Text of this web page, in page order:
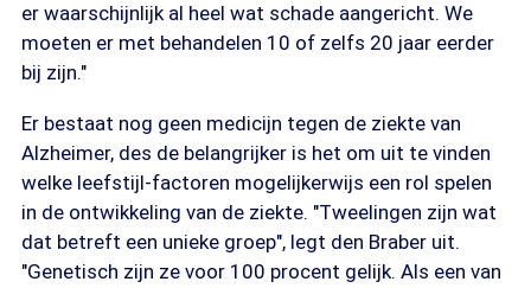
er waarschijnlijk al heel wat schade aangericht. We
moeten er met behandelen 10 of zelfs 20 jaar eerder
bij zijn."
Er bestaat nog geen medicijn tegen de ziekte van
Alzheimer, des de belangrijker is het om uit te vinden
welke leefstijl-factoren mogelijkerwijs een rol spelen
in de ontwikkeling van de ziekte. "Tweelingen zijn wat
dat betreft een unieke groep", legt den Braber uit.
"Genetisch zijn ze voor 100 procent gelijk. Als een van